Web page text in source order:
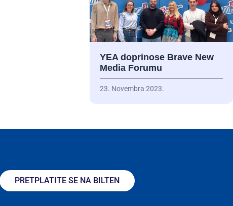
YEA doprinose Brave New
Media Forumu
23. Novembra 2023.
PRETPLATITE SE NA BILTEN